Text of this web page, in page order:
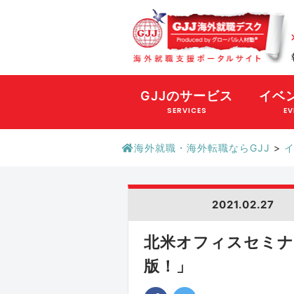
GJJのサービス
SERVICES
イベ
海外就職・海外転職ならGJJ >
2021.02.27
北米オフィスセミ
版！」